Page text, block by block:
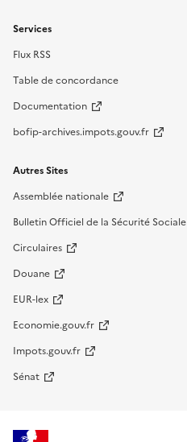
Services
Flux RSS
Table de concordance
Documentation
bofip-archives.impots.gouv.fr
Autres Sites
Assemblée nationale
Bulletin Officiel de la Sécurité Sociale
Circulaires
Douane
EUR-lex
Economie.gouv.fr
Impots.gouv.fr
Sénat